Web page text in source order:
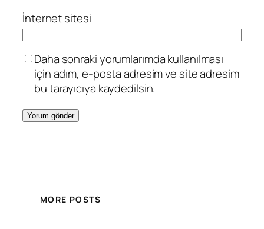
İnternet sitesi
Daha sonraki yorumlarımda kullanılması
için adım, e-posta adresim ve site adresim
bu tarayıcıya kaydedilsin.
MORE POSTS